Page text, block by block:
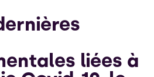
liées à